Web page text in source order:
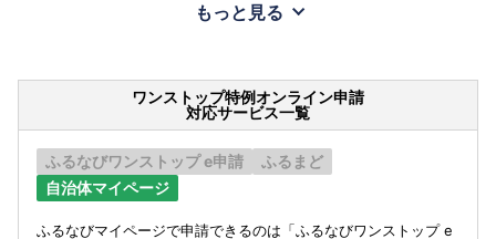
もっと見る
ワンストップ特例オンライン申請
対応サービス一覧
ふるなびワンストップ e申請
ふるまど
自治体マイページ
ふるなびマイページで申請できるのは「ふるなびワンストップ e